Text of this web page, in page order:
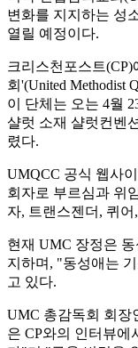
변화를 지지하는 성
열릴 예정이다.
크리스천포스트
회'(United Methodist
이 단체는 오는 4월
샬럿 소재 샬럿컨벤
렸다.
UMQCC 공식 웹사
회자로 부르심과 위
자, 트랜스젠더, 퀴
현재 UMC 장정은
지하며, "동성애는
고 있다.
UMC 총감독회 회장
은 CP와의 인터뷰에